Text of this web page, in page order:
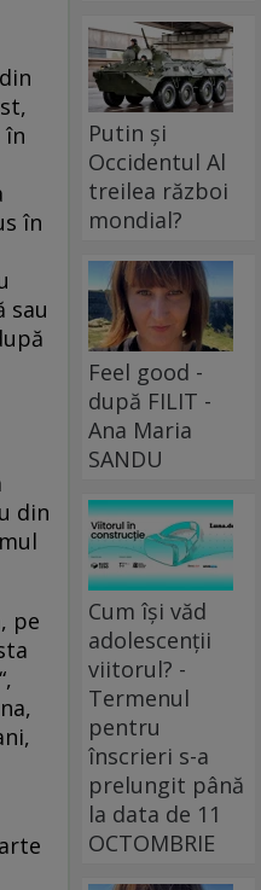
în
în
sau
din
pe
Putin și
Occidentul Al
treilea război
mondial?
Feel good -
după FILIT -
Ana Maria
SANDU
Cum își văd
adolescenții
viitorul? -
Termenul
pentru
înscrieri s-a
prelungit până
la data de 11
OCTOMBRIE